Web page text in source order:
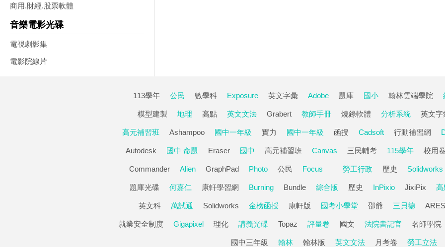
商用.財經.股票軟體
音樂電影光碟
電視劇影集
電影院線片
113學年 公民 數學科 Exposure 英文字彙 Adobe 題庫 國小 翰林雲端學院
模型建製 地理 高點 英文文法 Grabert 教師手冊 燒錄軟體 分析系統 英文字
高元補習班 Ashampoo 國中一年級 實力 國中一年級 函授 Cadsoft 行動補習網
Autodesk 國中 命題 Eraser 國中 高元補習班 Canvas 三民輔考 115學年 校用
Commander Alien GraphPad Photo 公民 Focus 勞工行政 歷史 Solidworks
題庫光碟 何嘉仁 康軒學習網 Burning Bundle 綜合版 歷史 InPixio JixiPix 高
英文科 萬試通 Solidworks 金榜函授 康軒版 國考小學堂 邵爺 三貝德 ARES
就業安全制度 Gigapixel 理化 講義光碟 Topaz 評量卷 國文 法院書記官 名師學院
國中三年級 翰林 翰林版 英文文法 月考卷 勞工立法